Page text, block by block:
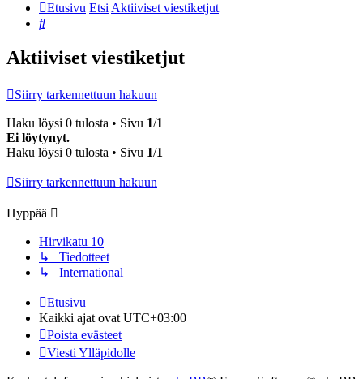
Etusivu EtsiAktiiviset viestiketjut
Etsi
Aktiiviset viestiketjut
Siirry tarkennettuun hakuun
Haku löysi 0 tulosta • Sivu 1/1
Ei löytynyt.
Haku löysi 0 tulosta • Sivu 1/1
Siirry tarkennettuun hakuun
Hyppää
Hirvikatu 10
↳ Tiedotteet
↳ International
Etusivu
Kaikki ajat ovat UTC+03:00
Poista evästeet
Viesti Ylläpidolle